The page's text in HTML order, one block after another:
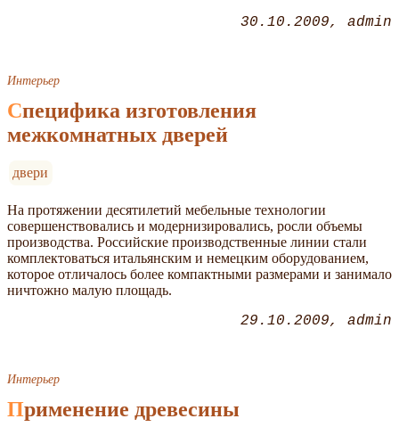
30.10.2009 admin
Интерьер
Специфика изготовления
межкомнатных дверей
двери
На протяжении десятилетий мебельные технологии
совершенствовались и модернизировались, росли объемы
производства. Российские производственные линии стали
комплектоваться итальянским и немецким оборудованием,
которое отличалось более компактными размерами и занимало
ничтожно малую площадь.
29.10.2009 admin
Интерьер
Применение древесины